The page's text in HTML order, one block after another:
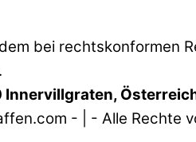
bei rechtskonformen
Innervillgraten,
- | - Alle Rechte